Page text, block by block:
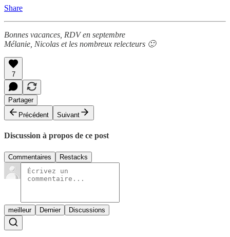
Share
Bonnes vacances, RDV en septembre
Mélanie, Nicolas et les nombreux relecteurs 🙂
7
Partager
Précédent
Suivant
Discussion à propos de ce post
Commentaires Restacks
meilleur Dernier Discussions